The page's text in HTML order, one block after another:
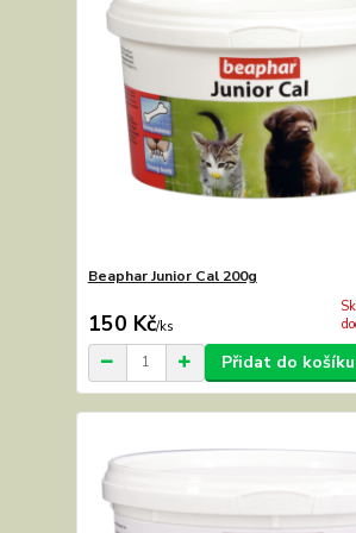
Beaphar Junior Cal 200g
150 Kč/ks
Přidat do košíku